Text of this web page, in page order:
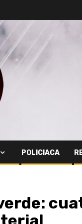
POLICIACA